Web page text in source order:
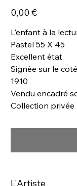
Prix
0,00 €
L'enfant à la
Pastel 55 X 45
Excellent état
Signée sur le
1910
Vendu encadré
Collection privée
L'Artiste